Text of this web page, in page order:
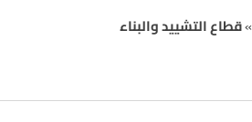
»قطاع التشييد والبناء